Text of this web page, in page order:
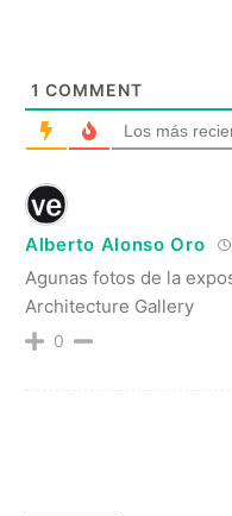
1 COMMENT
Los más
Alberto Alonso Oro
Agunas fotos de la
Architecture Gallery
0